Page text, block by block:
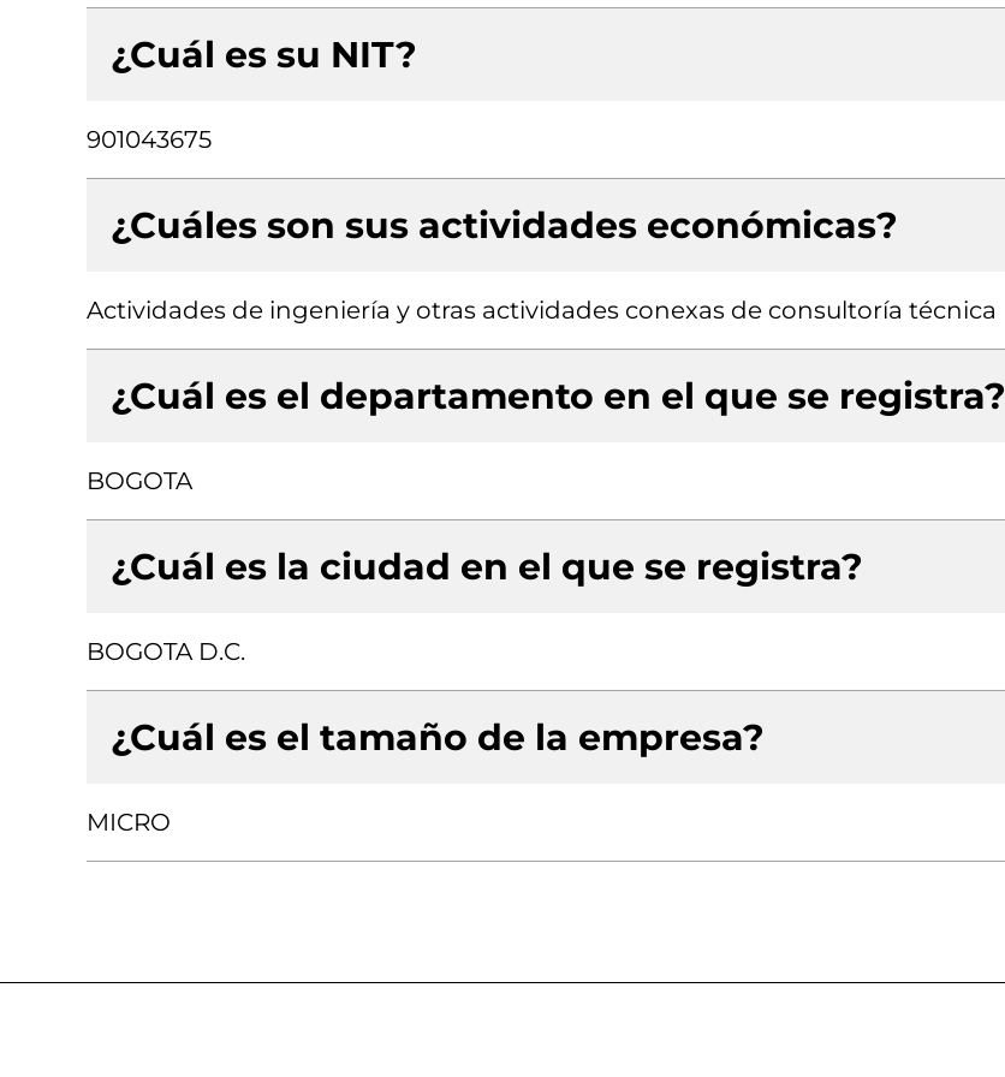
¿Cuál es su NIT?
901043675
¿Cuáles son sus actividades económicas?
Actividades de ingeniería y otras actividades conexas de consultoría técnica
¿Cuál es el departamento en el que se registra?
BOGOTA
¿Cuál es la ciudad en el que se registra?
BOGOTA D.C.
¿Cuál es el tamaño de la empresa?
MICRO